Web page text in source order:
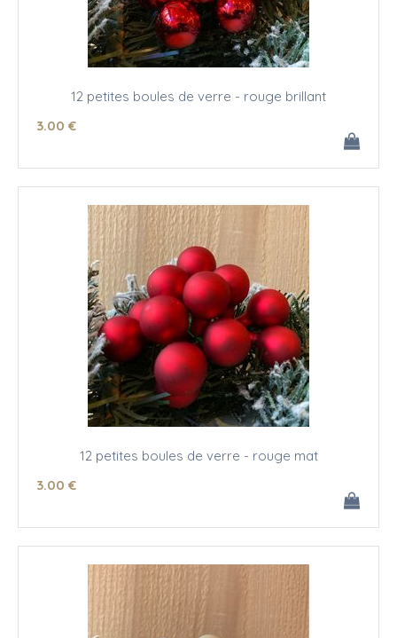
12 petites boules de verre - rouge brillant
3.00 €
12 petites boules de verre - rouge mat
3.00 €